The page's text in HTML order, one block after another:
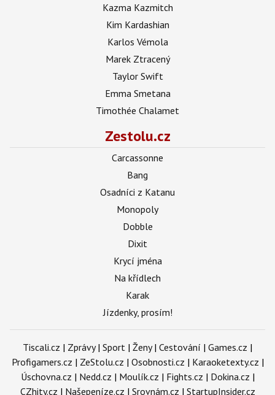
Kazma Kazmitch
Kim Kardashian
Karlos Vémola
Marek Ztracený
Taylor Swift
Emma Smetana
Timothée Chalamet
Zestolu.cz
Carcassonne
Bang
Osadníci z Katanu
Monopoly
Dobble
Dixit
Krycí jména
Na křídlech
Karak
Jízdenky, prosím!
Tiscali.cz | Zprávy| Sport | Ženy| Cestování | Games.cz |
Profigamers.cz | ZeStolu.cz | Osobnosti.cz | Karaoketexty.cz |
Úschovna.cz | Nedd.cz | Moulík.cz | Fights.cz | Dokina.cz |
CZhity.cz | Našepeníze.cz | Srovnám.cz | StartupInsider.cz